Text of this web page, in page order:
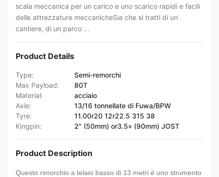
scala meccanica per un carico e uno scarico rapidi e facili
delle attrezzature meccanicheSia che si tratti di un
cantiere, di un parco ...
Product Details
Type:
Semi-remorchi
Max Payload:
80T
Material:
acciaio
Axle:
13/16 tonnellate di Fuwa/BPW
Tyre:
11.00r20 12r22.5 315 38
Kingpin:
2" (50mm) or3.5» (90mm) JOST
Product Description
Questo rimorchio a telaio basso di 13 metri è uno strumento